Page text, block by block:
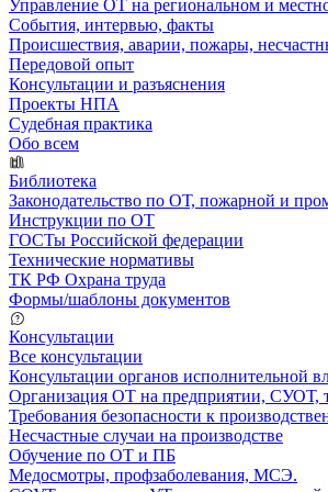
Управление ОТ на региональном и
События, интервью, факты
Происшествия, аварии, пожары,
Передовой опыт
Консультации и разъяснения
Проекты НПА
Судебная практика
Обо всем
Библиотека
Законодательство по ОТ, пожарной и
Инструкции по ОТ
ГОСТы Российской федерации
Технические нормативы
ТК РФ Охрана труда
Формы/шаблоны документов
Консультации
Все консультации
Консультации органов исполнительной
Организация ОТ на предприятии, СУОТ,
Требования безопасности к
Несчастные случаи на производстве
Обучение по ОТ и ПБ
Медосмотры, профзаболевания, МСЭ.